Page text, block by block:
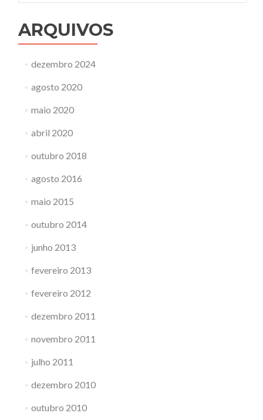
ARQUIVOS
dezembro 2024
agosto 2020
maio 2020
abril 2020
outubro 2018
agosto 2016
maio 2015
outubro 2014
junho 2013
fevereiro 2013
fevereiro 2012
dezembro 2011
novembro 2011
julho 2011
dezembro 2010
outubro 2010